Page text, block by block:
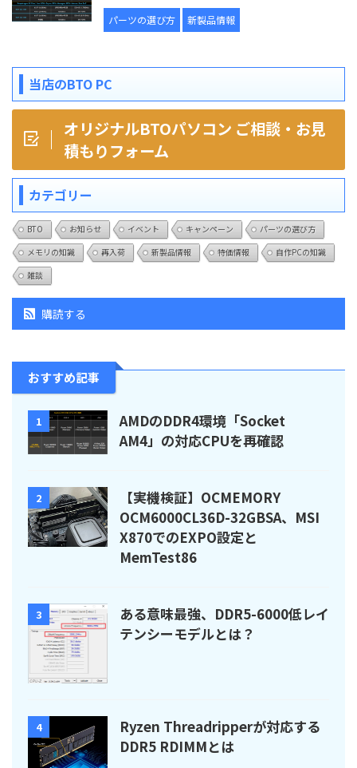
パーツの選び方 新製品情報
当店のBTO PC
オリジナルBTOパソコン ご相談・お見
積もりフォーム
カテゴリー
BTO お知らせ イベント キャンペーン
パーツの選び方
メモリの知識
再入荷 新製品情報 特価情報
自作PCの知識
雑談
購読する
おすすめ記事
1
AMDのDDR4環境「Socket
AM4」の対応CPUを再確認
2
【実機検証】OCMEMORY
OCM6000CL36D-32GBSA、MSI
X870でのEXPO設定と
MemTest86
3
ある意味最強、DDR5-6000低レイ
テンシーモデルとは？
4
Ryzen Threadripperが対応する
DDR5 RDIMMとは